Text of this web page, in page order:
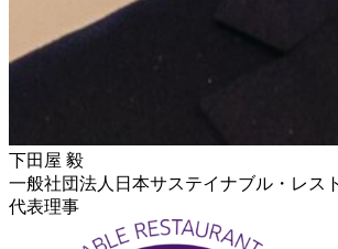
下田屋 毅
一般社団法人日本サステイナブル・レス
代表理事